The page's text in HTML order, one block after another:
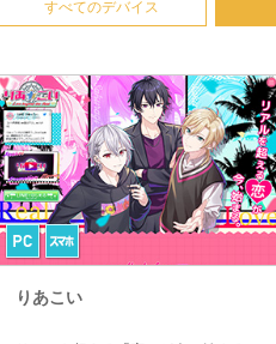
すべてのデバイス
りあこい